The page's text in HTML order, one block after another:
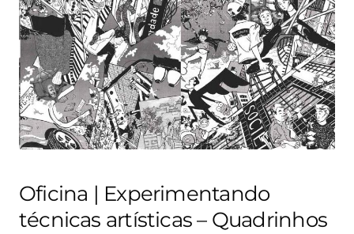
Oficina | Experimentando
técnicas artísticas – Quadrinhos